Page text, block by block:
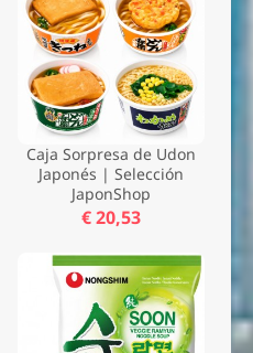
Caja Sorpresa de Udon
Japonés | Selección
JaponShop
€ 20,53